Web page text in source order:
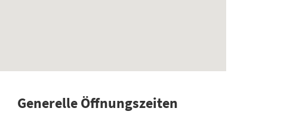
Generelle Öffnungszeiten